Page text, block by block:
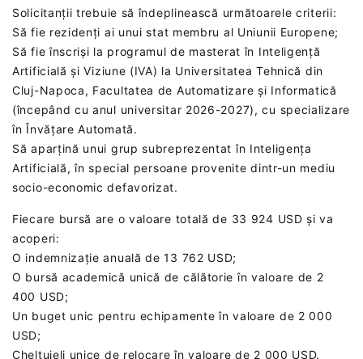
Solicitanții trebuie să îndeplinească următoarele criterii:
Să fie rezidenți ai unui stat membru al Uniunii Europene;
Să fie înscriși la programul de masterat în Inteligență
Artificială și Viziune (IVA) la Universitatea Tehnică din
Cluj-Napoca, Facultatea de Automatizare și Informatică
(începând cu anul universitar 2026-2027), cu specializare
în Învățare Automată.
Să aparțină unui grup subreprezentat în Inteligența
Artificială, în special persoane provenite dintr-un mediu
socio-economic defavorizat.
Fiecare bursă are o valoare totală de 33 924 USD și va
acoperi:
O indemnizație anuală de 13 762 USD;
O bursă academică unică de călătorie în valoare de 2
400 USD;
Un buget unic pentru echipamente în valoare de 2 000
USD;
Cheltuieli unice de relocare în valoare de 2 000 USD.